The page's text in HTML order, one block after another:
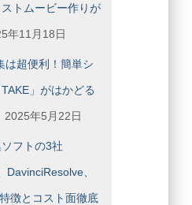
トムービー作りが
年11月18日
は超便利！簡単シ
」がはかどる
2025年5月22日
フトの3社
、
徴とコスト面徹底